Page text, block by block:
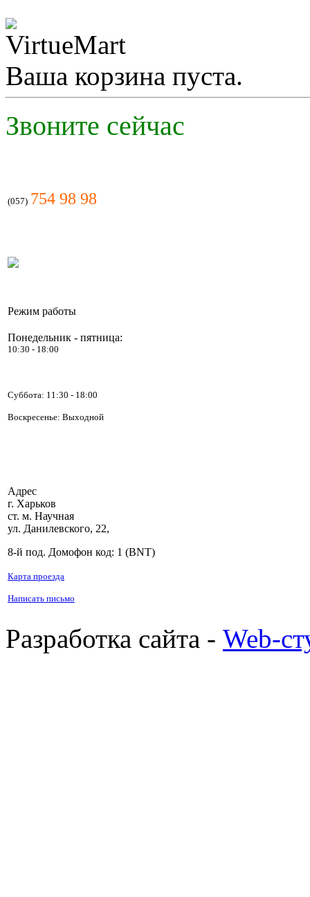
Ваша корзина пуста.
Звоните сейчас
(057) 754 98 98
Режим работы
Понедельник - пятница:
10:30 - 18:00
Суббота: 11:30 - 18:00
Воскресенье: Выходной
Адрес
г. Харьков
ст. м. Научная
ул. Данилевского, 22,
8-й под. Домофон код: 1 (BNT)
Карта проезда
Написать письмо
Разработка сайта - Web-